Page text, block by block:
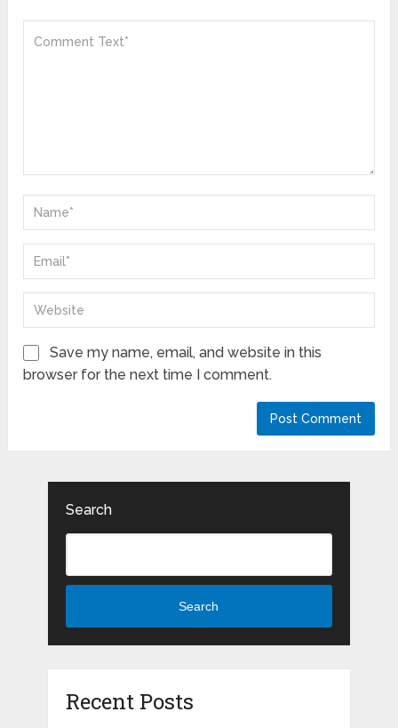
Save my name, email, and website in this
browser for the next time I comment.
Search
Search
Recent Posts